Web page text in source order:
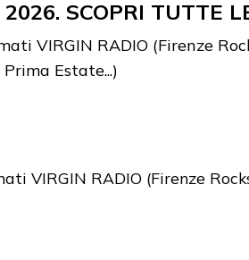
SCOPRI TUTTE
VIRGIN RADIO (Firenze
Prima Estate...)
RADIO (Firenze